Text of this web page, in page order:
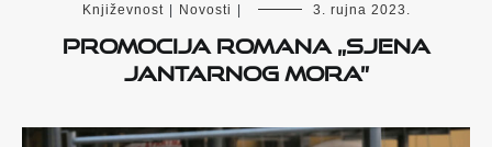
Književnost | Novosti | 3. rujna 2023.
Promocija romana „Sjena
Jantarnog mora”